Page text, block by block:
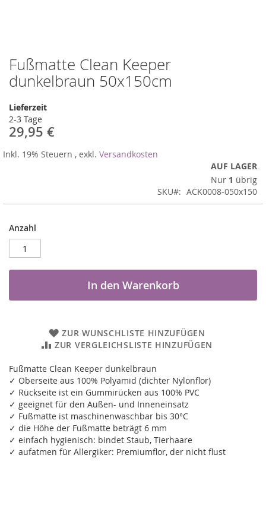
Fußmatte Clean Keeper
dunkelbraun 50x150cm
Lieferzeit
2-3 Tage
29,95 €
Inkl. 19% Steuern , exkl. Versandkosten
AUF LAGER
Nur 1 übrig
SKU
ACK0008-050x150
Anzahl
In den Warenkorb
ZUR WUNSCHLISTE HINZUFÜGEN
ZUR VERGLEICHSLISTE HINZUFÜGEN
Fußmatte Clean Keeper dunkelbraun
✓ Oberseite aus 100% Polyamid (dichter Nylonflor)
✓ Rückseite ist ein Gummirücken aus 100% PVC
✓ geeignet für den Außen- und Inneneinsatz
✓ Fußmatte ist maschinenwaschbar bis 30°C
✓ die Höhe der Fußmatte beträgt 6 mm
✓ einfach hygienisch: bindet Staub, Tierhaare
✓ aufatmen für Allergiker: Premiumflor, der nicht flust
Zum
Anfang
der
springen